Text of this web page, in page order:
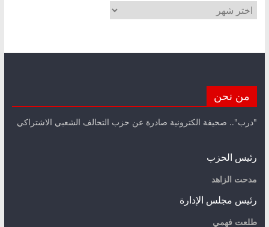
الأرشيف
من نحن
"درب".. صحيفة الكترونية صادرة عن حزب التحالف الشعبي الاشتراكي
رئيس الحزب
مدحت الزاهد
رئيس مجلس الإدارة
طلعت فهمي